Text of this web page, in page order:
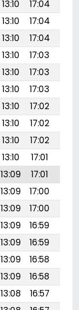
13:10 17:04
13:10 17:04
13:10 17:04
13:10 17:03
13:10 17:03
13:10 17:03
13:10 17:02
13:10 17:02
13:10 17:02
13:10 17:01
13:09 17:01
13:09 17:00
13:09 17:00
13:09 16:59
13:09 16:59
13:09 16:58
13:09 16:58
13:08 16:57